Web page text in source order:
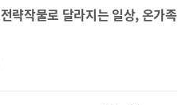
략작물로 달라지는 일상, 온가족